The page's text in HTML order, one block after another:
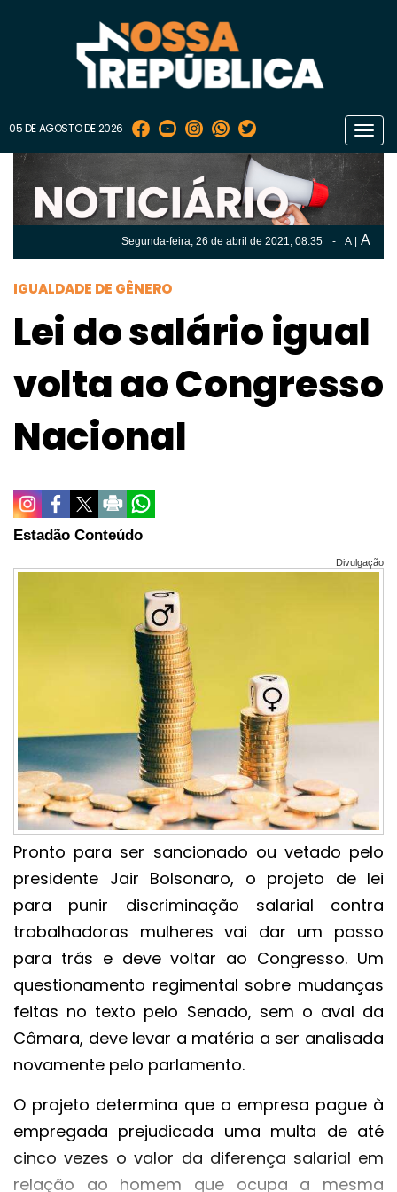
05 DE AGOSTO DE 2026
Segunda-feira, 26 de abril de 2021, 08:35 - A A
IGUALDADE DE GÊNERO
Lei do salário igual
volta ao Congresso
Nacional
Estadão Conteúdo
Divulgação
Pronto para ser sancionado ou vetado pelo
presidente Jair Bolsonaro, o projeto de lei
para punir discriminação salarial contra
trabalhadoras mulheres vai dar um passo
para trás e deve voltar ao Congresso. Um
questionamento regimental sobre mudanças
feitas no texto pelo Senado, sem o aval da
Câmara, deve levar a matéria a ser analisada
novamente pelo parlamento.
O projeto determina que a empresa pague à
empregada prejudicada uma multa de até
cinco vezes o valor da diferença salarial em
relação ao homem que ocupa a mesma